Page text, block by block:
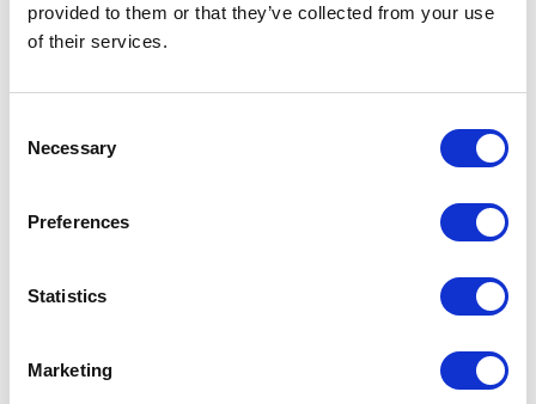
provided to them or that they’ve collected from your use
of their services.
Selection
Necessary
Preferences
Statistics
Marketing
Cтруктура 83 piombo, полки - стекло, цвет 60 rete alluminio